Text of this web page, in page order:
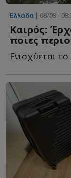
Ελλάδα | 08/08 -
Καιρός:
ποιες
Ενισχύεται το